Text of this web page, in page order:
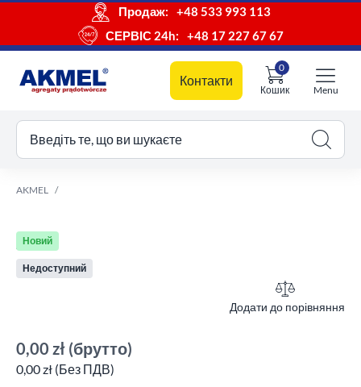
Продаж:
+48 533 993 113
СЕРВІС 24h:
+48 17 227 67 67
Контакти
Кошик
0
кошик
Menu
Введіть те, що ви шукаєте
AKMEL
Новий
Недоступний
Додати до порівняння
0,00 zł (брутто)
0,00 zł (Без ПДВ)